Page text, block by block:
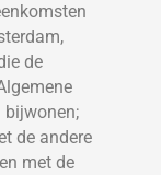
de
bijwonen;
de andere
met de